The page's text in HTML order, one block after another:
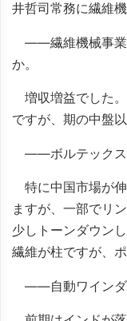
井哲司常務に繊維
――繊維機械事業
か。
増収増益でした
ですが、期の中盤
――ボルテックス
特に中国市場が
ますが、一部でリ
少しトーンダウン
繊維が柱ですが、
――自動ワインダ